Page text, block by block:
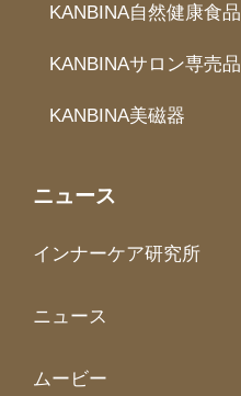
KANBINA自然健康食品
KANBINAサロン専売品
KANBINA美磁器
ニュース
インナーケア研究所
ニュース
ムービー